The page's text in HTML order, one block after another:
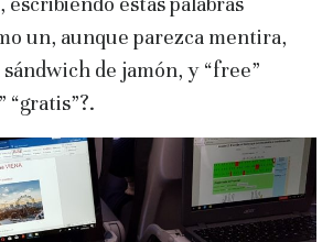
un, aunque parezca mentira,
de jamón, y “free”
“gratis”?.